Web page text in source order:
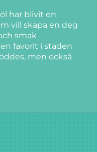
har blivit en
vill skapa en deg
smak –
favorit i staden
men också